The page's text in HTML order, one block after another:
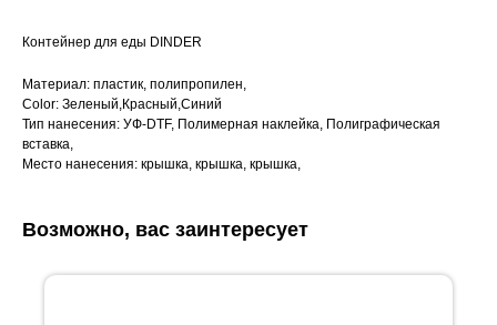
Контейнер для еды DINDER
Материал: пластик, полипропилен,
Color: Зеленый,Красный,Синий
Тип нанесения: УФ-DTF, Полимерная наклейка, Полиграфическая
вставка,
Место нанесения: крышка, крышка, крышка,
Возможно, вас заинтересует